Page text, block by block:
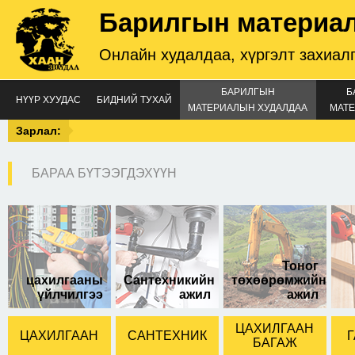
Барилгын
Онлайн худалдаа, хүргэлт
НҮҮР ХУУДАС БИДНИЙ ТУХАЙ
БАРИЛГЫН
МАТЕРИАЛЫН ХУДАЛДАА
Зарлал:
БАРАА БҮТЭЭГДЭХҮҮН
цахилгааны
үйлчилгээ
Сантехникийн
ажил
Тоног
төхөөрөмжийн
ажил
ЦАХИЛГААН САНТЕХНИК
ЦАХИЛГААН
БАГАЖ